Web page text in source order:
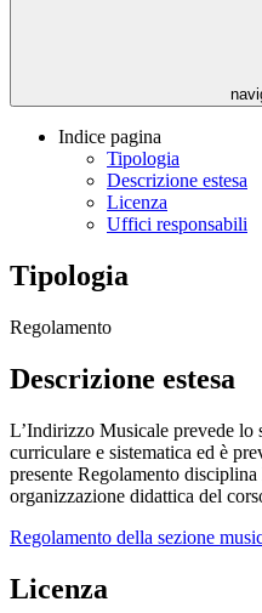
Indice pagina
Tipologia
Descrizione estesa
Licenza
Uffici responsabili
Tipologia
Regolamento
Descrizione estesa
L’Indirizzo Musicale prevede lo
curriculare e sistematica ed è
presente Regolamento
organizzazione didattica del
Regolamento della sezione
Licenza